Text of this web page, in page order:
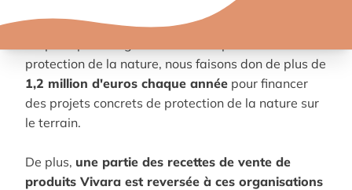
Grâce à Vivara et à nos partenariats solides avec
protection de la nature, nous faisons don de plus de
1,2 million d'euros chaque année pour financer
des projets concrets de protection de la nature sur
le terrain.
De plus, une partie des recettes de vente de
produits Vivara est reversée à ces organisations